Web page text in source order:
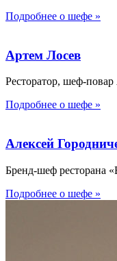
Подробнее о шефе »
Артем Лосев
Ресторатор, шеф-
Подробнее о шефе »
Алексей
Бренд-шеф ресторана
Подробнее о шефе »